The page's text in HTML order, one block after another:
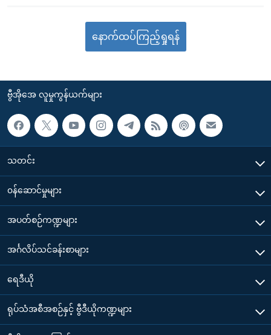
နောက်ထပ်ကြည့်ရှုရန်
ဗွီအိုအေ လူမှုကွန်ယက်များ
သတင်း
၀န်ဆောင်မှုများ
အပတ်စဉ်ကဏ္ဍများ
အင်္ဂလိပ်သင်ခန်းစာများ
ရေဒီယို
ရုပ်သံအစီအစဉ်နှင့် ဗွီဒီယိုကဏ္ဍများ